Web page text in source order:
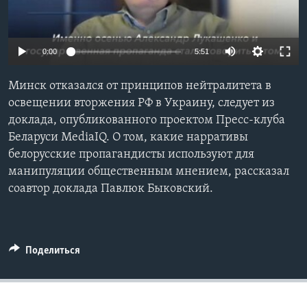
Learning English
Языки
0:00 5:51
Минск отказался от принципов нейтралитета в
освещении вторжения РФ в Украину, следует из
доклада, опубликованного проектом Пресс-клуба
Беларуси MediaIQ. О том, какие нарративы
белорусские пропагандисты используют для
манипуляции общественным мнением, рассказал
соавтор доклада Павлюк Быковский.
Поделиться